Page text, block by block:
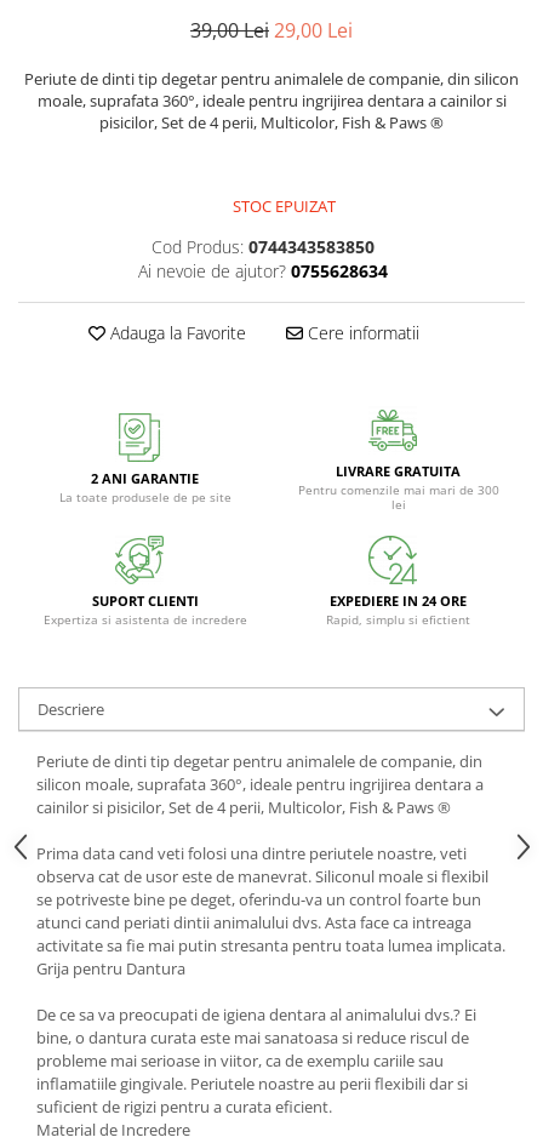
39,00 Lei29,00 Lei
Periute de dinti tip degetar pentru animalele de companie, din silicon
moale, suprafata 360°, ideale pentru ingrijirea dentara a cainilor si
pisicilor, Set de 4 perii, Multicolor, Fish & Paws ®
STOC EPUIZAT
Cod Produs: 0744343583850
Ai nevoie de ajutor? 0755628634
Adauga la Favorite Cere informatii
2 ANI GARANTIE
La toate produsele de pe site
LIVRARE GRATUITA
Pentru comenzile mai mari de 300
lei
SUPORT CLIENTI
Expertiza si asistenta de incredere
EXPEDIERE IN 24 ORE
Rapid, simplu si efictient
Descriere
Periute de dinti tip degetar pentru animalele de companie, din
silicon moale, suprafata 360°, ideale pentru ingrijirea dentara a
cainilor si pisicilor, Set de 4 perii, Multicolor, Fish & Paws ®
Prima data cand veti folosi una dintre periutele noastre, veti
observa cat de usor este de manevrat. Siliconul moale si flexibil
se potriveste bine pe deget, oferindu-va un control foarte bun
atunci cand periati dintii animalului dvs. Asta face ca intreaga
activitate sa fie mai putin stresanta pentru toata lumea implicata.
Grija pentru Dantura
De ce sa va preocupati de igiena dentara al animalului dvs.? Ei
bine, o dantura curata este mai sanatoasa si reduce riscul de
probleme mai serioase in viitor, ca de exemplu cariile sau
inflamatiile gingivale. Periutele noastre au perii flexibili dar si
suficient de rigizi pentru a curata eficient.
Material de Incredere